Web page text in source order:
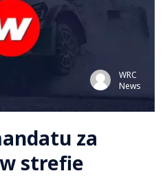
WRC
News
za
strefie